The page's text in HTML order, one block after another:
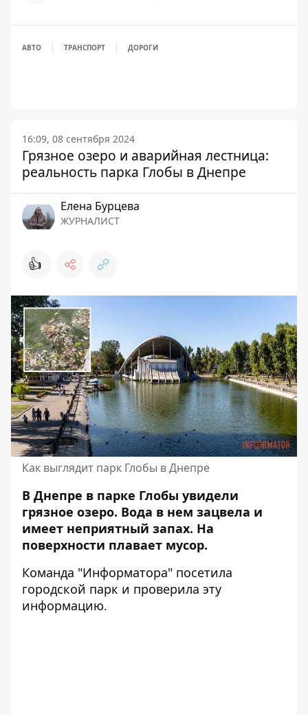
АВТО ТРАНСПОРТ ДОРОГИ
16:09, 08 сентября 2024
Грязное озеро и аварийная лестница:
реальность парка Глобы в Днепре
Елена Бурцева
ЖУРНАЛИСТ
👍
Как выглядит парк Глобы в Днепре
В Днепре в парке Глобы увидели
грязное озеро. Вода в нем зацвела и
имеет неприятный запах. На
поверхности плавает мусор.
Команда "Информатора" посетила
городской парк и проверила эту
информацию.